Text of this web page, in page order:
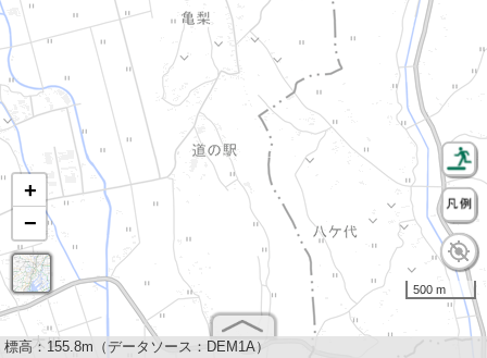
+
−
500 m
標高： 155.8m（データソース：DEM1A）